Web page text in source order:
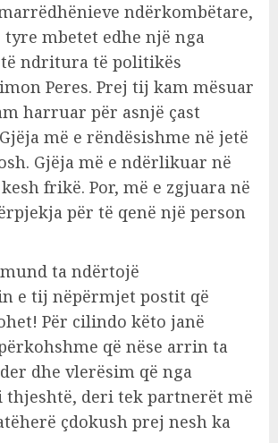
ndërkombëtare,
mbetet edhe një nga
ndritura të politikës
Peres. Prej tij kam mësuar
harruar për asnjë çast
më e rëndësishme në jetë
Gjëja më e ndërlikuar në
frikë. Por, më e zgjuara në
për të qenë një person
ta ndërtojë
e tij nëpërmjet postit që
Për cilindo këto janë
që nëse arrin ta
dhe vlerësim që nga
thjeshtë, deri tek partnerët më
çdokush prej nesh ka